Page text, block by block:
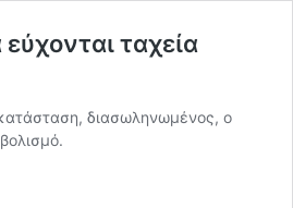
ταχεία
διασωληνωμένος, ο